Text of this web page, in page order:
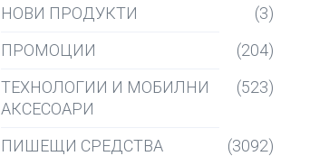
НОВИ ПРОДУКТИ
(3)
ПРОМОЦИИ
(204)
ТЕХНОЛОГИИ И МОБИЛНИ
АКСЕСОАРИ
(523)
ПИШЕЩИ СРЕДСТВА
(3092)